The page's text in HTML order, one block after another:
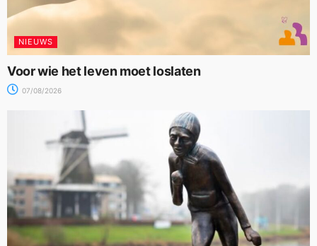
NIEUWS
Voor wie het leven moet loslaten
07/08/2026